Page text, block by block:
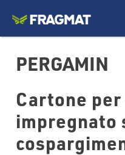
PERGAMIN
Cartone
impregnato